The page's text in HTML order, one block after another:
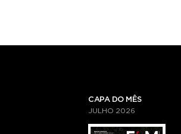
CAPA DO MÊS
JULHO 2026